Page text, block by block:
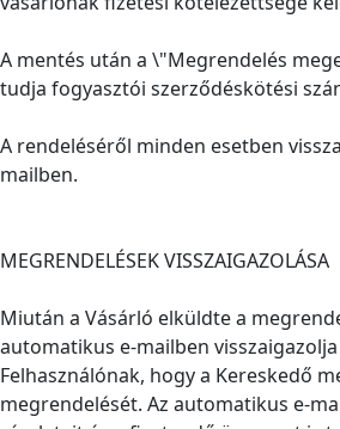
A mentés után a \"Megrendelés
tudja fogyasztói szerződéskötési
A rendeléséről minden esetben
mailben.
MEGRENDELÉSEK VISSZAIGAZOLÁSA
Miután a Vásárló elküldte a
automatikus e-mailben
Felhasználónak, hogy a Kereskedő
megrendelését. Az automatikus e-